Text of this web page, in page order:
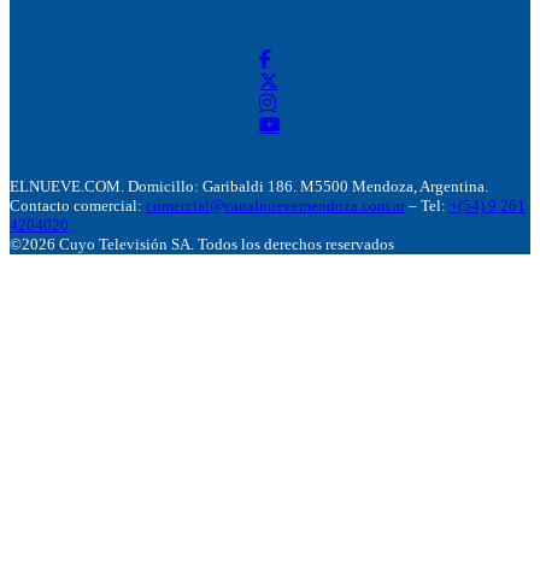
ELNUEVE.COM. Domicillo: Garibaldi 186. M5500 Mendoza, Argentina.
Contacto comercial: comercial@canalnuevemendoza.com.ar – Tel: +(54) 9 261
4204020
©2026 Cuyo Televisión SA. Todos los derechos reservados